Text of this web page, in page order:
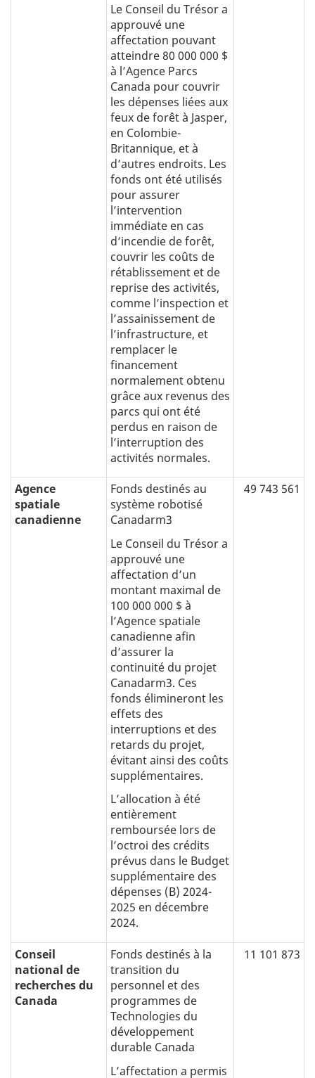
Le Conseil du Trésor a
approuvé une
affectation pouvant
atteindre 80 000 000 $
à l’Agence Parcs
Canada pour couvrir
les dépenses liées aux
feux de forêt à Jasper,
en Colombie-
Britannique, et à
d’autres endroits. Les
fonds ont été utilisés
pour assurer
l’intervention
immédiate en cas
d’incendie de forêt,
couvrir les coûts de
rétablissement et de
reprise des activités,
comme l’inspection et
l’assainissement de
l’infrastructure, et
remplacer le
financement
normalement obtenu
grâce aux revenus des
parcs qui ont été
perdus en raison de
l’interruption des
activités normales.
Agence
spatiale
canadienne
Fonds destinés au
système robotisé
Canadarm3
Le Conseil du Trésor a
approuvé une
affectation dʼun
montant maximal de
100 000 000 $ à
lʼAgence spatiale
canadienne afin
dʼassurer la
continuité du projet
Canadarm3. Ces
fonds élimineront les
effets des
interruptions et des
retards du projet,
évitant ainsi des coûts
supplémentaires.
L’allocation à été
entièrement
remboursée lors de
l’octroi des crédits
prévus dans le Budget
supplémentaire des
dépenses (B) 2024-
2025 en décembre
2024.
49 743 561
Conseil
national de
recherches du
Canada
Fonds destinés à la
transition du
personnel et des
programmes de
Technologies du
développement
durable Canada
L’affectation a permis
11 101 873